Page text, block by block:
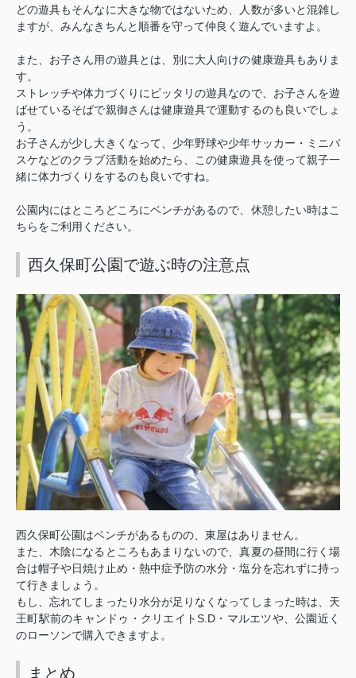
どの遊具もそんなに大きな物ではないため、人数が多いと混雑し
ますが、みんなきちんと順番を守って仲良く遊んでいますよ。
また、お子さん用の遊具とは、別に大人向けの健康遊具もありま
す。
ストレッチや体力づくりにピッタリの遊具なので、お子さんを遊
ばせているそばで親御さんは健康遊具で運動するのも良いでしょ
う。
お子さんが少し大きくなって、少年野球や少年サッカー・ミニバ
スケなどのクラブ活動を始めたら、この健康遊具を使って親子一
緒に体力づくりをするのも良いですね。
公園内にはところどころにベンチがあるので、休憩したい時はこ
ちらをご利用ください。
西久保町公園で遊ぶ時の注意点
西久保町公園はベンチがあるものの、東屋はありません。
また、木陰になるところもあまりないので、真夏の昼間に行く場
合は帽子や日焼け止め・熱中症予防の水分・塩分を忘れずに持っ
て行きましょう。
もし、忘れてしまったり水分が足りなくなってしまった時は、天
王町駅前のキャンドゥ・クリエイトS.D ・マルエツや、公園近く
のローソンで購入できますよ。
まとめ